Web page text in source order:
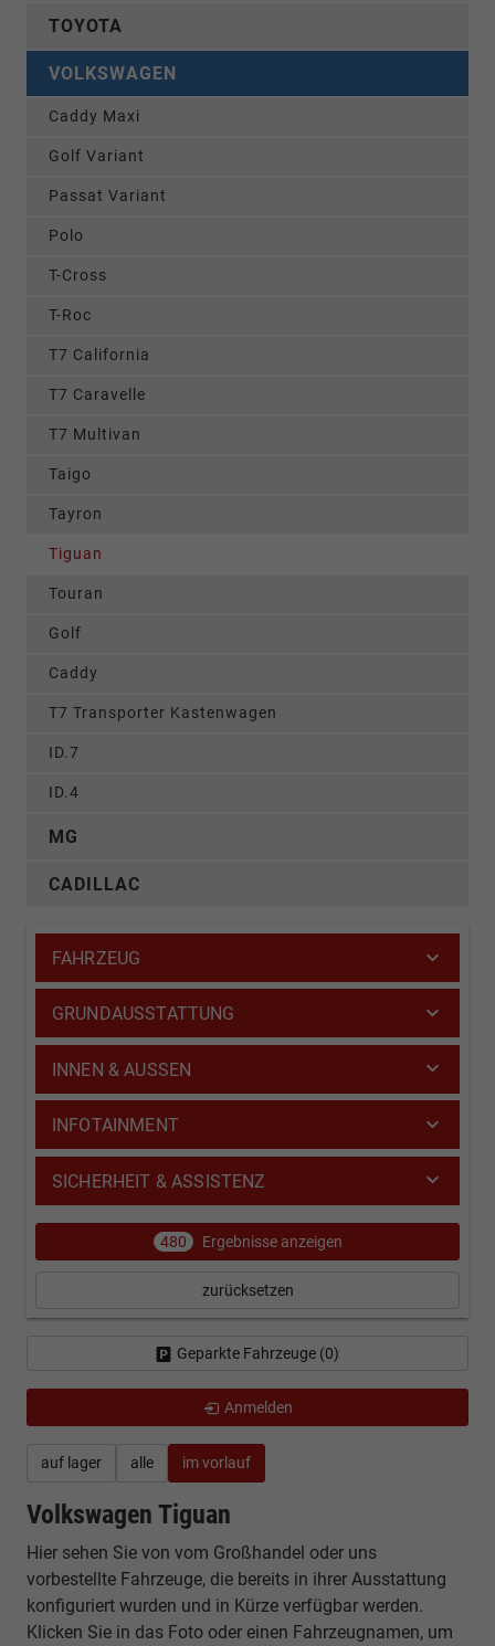
auf lager alle im vorlauf
Volkswagen Tiguan
Hier sehen Sie von vom Großhandel oder uns
vorbestellte Fahrzeuge, die bereits in ihrer Ausstattung
konfiguriert wurden und in Kürze verfügbar werden.
Klicken Sie in das Foto oder einen Fahrzeugnamen, um
TOYOTA
VOLKSWAGEN
Caddy Maxi
Golf Variant
Passat Variant
Polo
T-Cross
T-Roc
T7 California
T7 Caravelle
T7 Multivan
Taigo
Tayron
Tiguan
Touran
Golf
Caddy
T7 Transporter Kastenwagen
ID.7
ID.4
MG
CADILLAC
FAHRZEUG
GRUNDAUSSTATTUNG
INNEN & AUSSEN
INFOTAINMENT
SICHERHEIT & ASSISTENZ
480 Ergebnisse anzeigen
zurücksetzen
Geparkte Fahrzeuge (0)
Anmelden